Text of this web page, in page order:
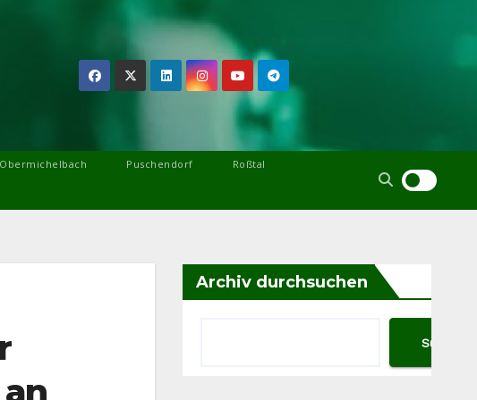
Obermichelbach Puschendorf Roßtal
Archiv durchsuchen
Suchen